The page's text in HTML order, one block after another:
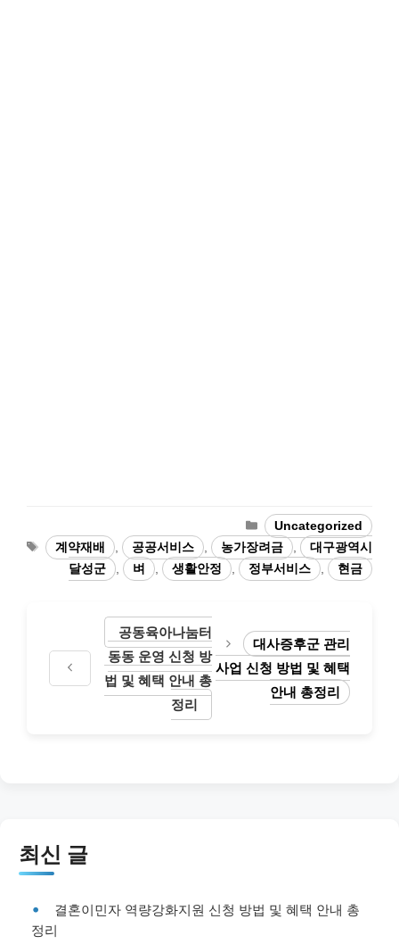
Categories
Uncategorized
Tags
계약재배 공공서비스 농가장려금
대구광역시
달성군
벼 생활안정 정부서비스 현금
공동육아나눔터
동동 운영 신청 방
법 및 혜택 안내 총
정리
대사증후군 관리
사업 신청 방법 및 혜택
안내 총정리
최신 글
결혼이민자 역량강화지원 신청 방법 및 혜택 안내 총
정리